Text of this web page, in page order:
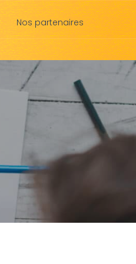
Nos partenaires